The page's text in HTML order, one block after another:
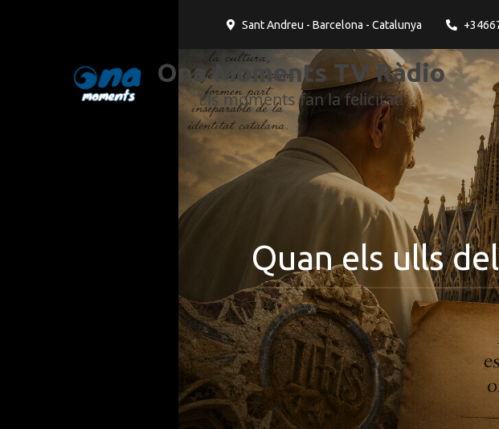
Sant Andreu - Barcelona - Catalunya
Ona Moments TV Ràdio
Els moments fan la felicitat!
Quan els ulls